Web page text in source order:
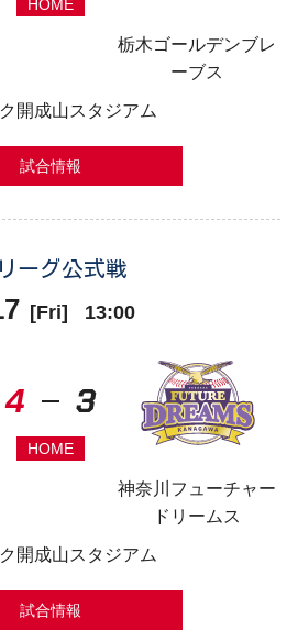
HOME
栃木ゴールデンブレ
ーブス
開成山スタジアム
試合情報
リーグ公式戦
[Fri] 13:00
4 3
HOME
神奈川フューチャー
ドリームス
開成山スタジアム
試合情報